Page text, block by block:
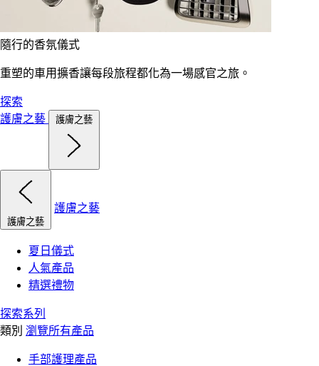
隨行的香氛儀式
重塑的車用擴香讓每段旅程都化為一場感官之旅。
探索
護膚之藝
護膚之藝
護膚之藝
護膚之藝
夏日儀式
人氣產品
精選禮物
探索系列
類別 瀏覽所有產品
手部護理產品